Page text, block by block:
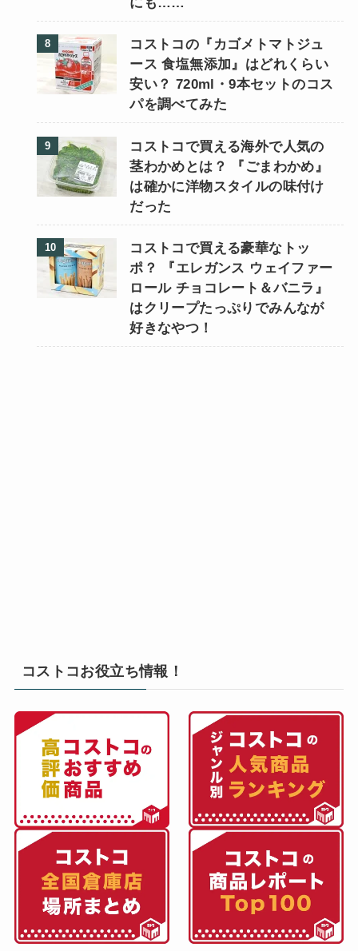
にも……
コストコの『カゴメトマトジュ
ース 食塩無添加』はどれくらい
安い？ 720ml・9本セットのコス
パを調べてみた
コストコで買える海外で人気の
茎わかめとは？ 『ごまわかめ』
は確かに洋物スタイルの味付け
だった
コストコで買える豪華なトッ
ポ？ 『エレガンス ウェイファー
ロール チョコレート＆バニラ』
はクリープたっぷりでみんなが
好きなやつ！
コストコお役立ち情報！